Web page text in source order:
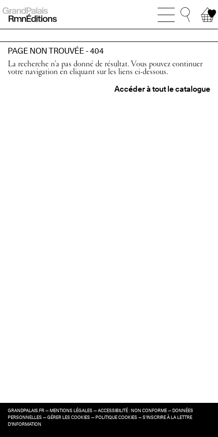
PAGE NON TROUVÉE - 404
La recherche n’a pas donné de résultat. Vous pouvez continuer
votre navigation en cliquant sur les liens ci-dessous.
Accéder à tout le catalogue
GRANDPALAIS.FR — MENTIONS LÉGALES — ACCESSIBILITÉ : NON CONFORME — DONNÉES
PERSONNELLES — GÉRER LES COOKIES — POLITIQUE COOKIES — S’INSCRIRE À LA LETTRE
D’INFORMATION